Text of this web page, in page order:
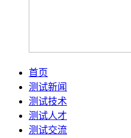
首页
测试新闻
测试技术
测试人才
测试交流